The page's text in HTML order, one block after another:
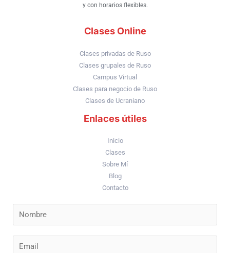
y con horarios flexibles.
Clases Online
Clases privadas de Ruso
Clases grupales de Ruso
Campus Virtual
Clases para negocio de Ruso
Clases de Ucraniano
Enlaces útiles
Inicio
Clases
Sobre Mí
Blog
Contacto